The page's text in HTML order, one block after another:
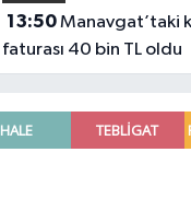
13:50Manavgat’taki kazanın
faturası 40 bin TL oldu